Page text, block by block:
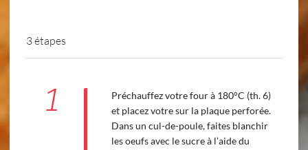
3 étapes
1
Préchauffez votre four à 180°C (th. 6)
et placez votre sur la plaque perforée.
Dans un cul-de-poule, faites blanchir
les oeufs avec le sucre à l’aide du